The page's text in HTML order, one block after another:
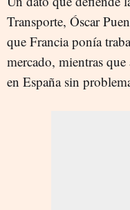
Transporte, Óscar
que Francia ponía
mercado, mientras
en España sin